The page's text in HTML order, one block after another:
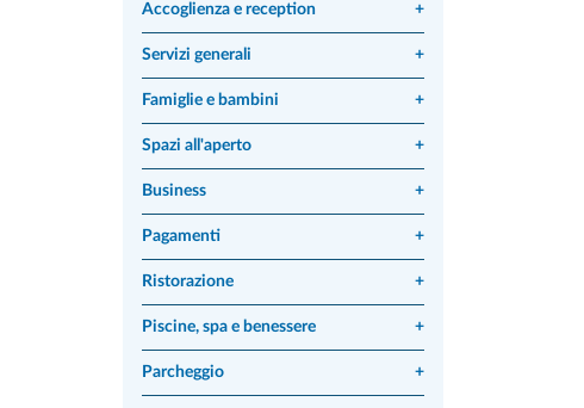
Accoglienza e reception +
Servizi generali +
Famiglie e bambini +
Spazi all'aperto +
Business +
Pagamenti +
Ristorazione +
Piscine, spa e benessere +
Parcheggio +